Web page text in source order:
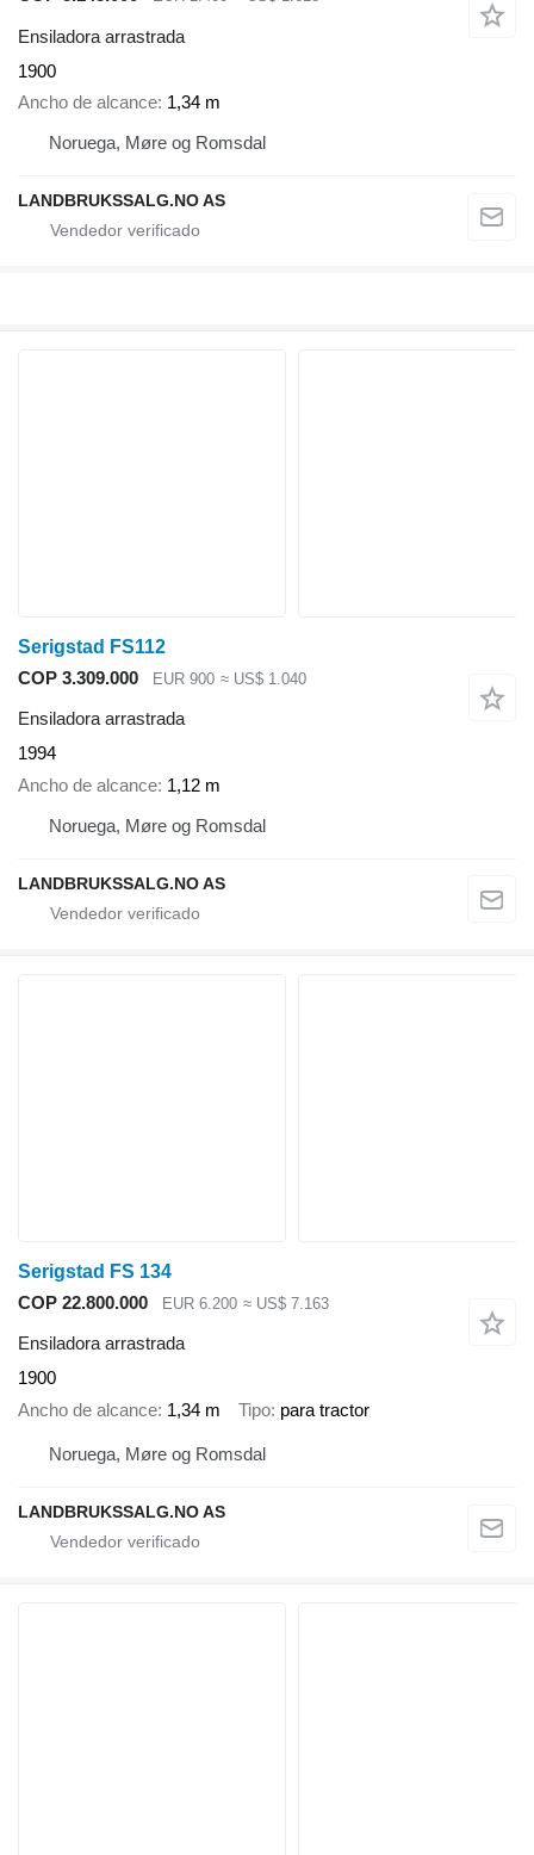
Ensiladora arrastrada
1900
Ancho de alcance 1,34 m
Noruega, Møre og Romsdal
LANDBRUKSSALG.NO AS
Serigstad FS112
COP 3.309.000
EUR 900 ≈ US$ 1.040
Ensiladora arrastrada
1994
Ancho de alcance 1,12 m
Noruega, Møre og Romsdal
LANDBRUKSSALG.NO AS
Serigstad FS 134
COP 22.800.000
EUR 6.200 ≈ US$ 7.163
Ensiladora arrastrada
1900
Ancho de alcance 1,34 m Tipo para tractor
Noruega, Møre og Romsdal
LANDBRUKSSALG.NO AS